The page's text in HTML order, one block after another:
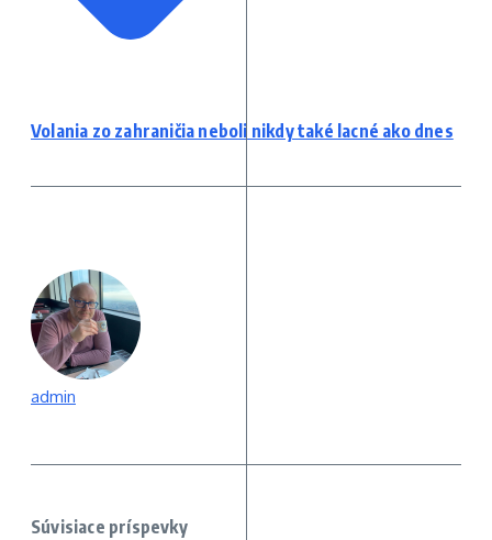
Volania zo zahraničia neboli nikdy také lacné ako dnes
admin
Súvisiace príspevky